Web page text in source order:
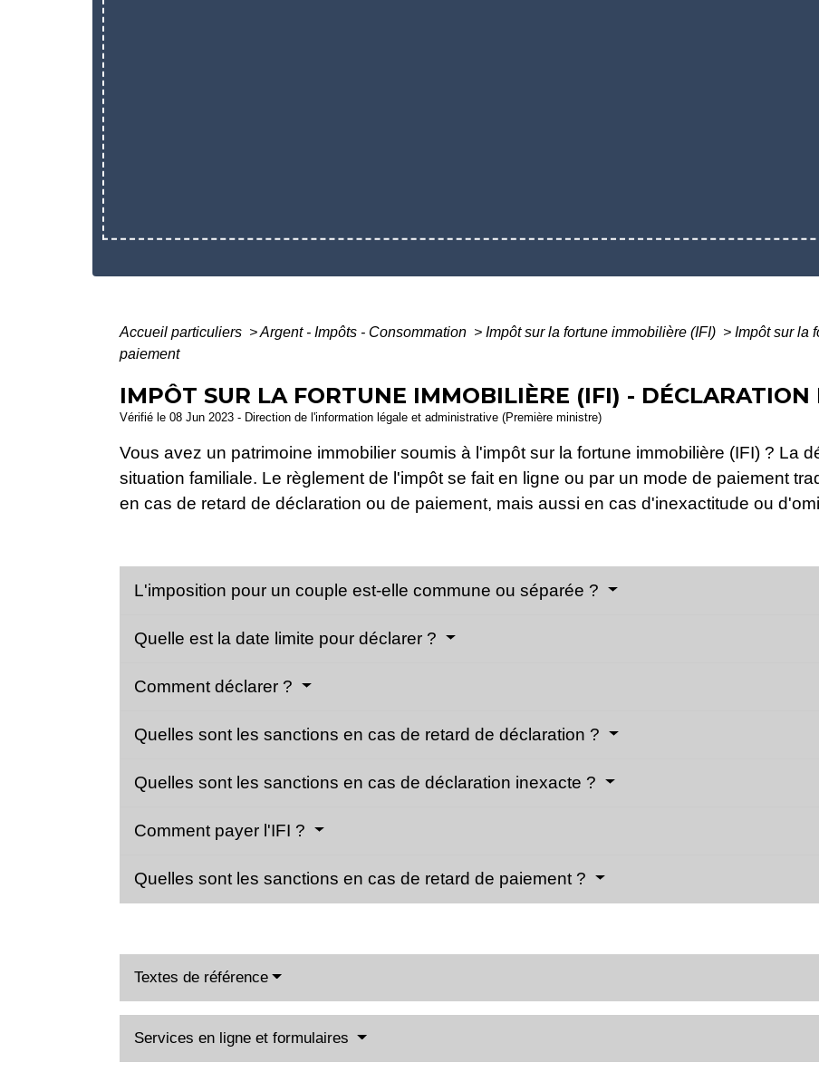
Accueil particuliers >Argent - Impôts - Consommation > Impôt sur la fortune immobilière (IFI) > Impôt sur la
paiement
IMPÔT SUR LA FORTUNE IMMOBILIÈRE (IFI) - DÉCLARATION
Vérifié le 08 Jun 2023 - Direction de l'information légale et administrative (Première ministre)
Vous avez un patrimoine immobilier soumis à l'impôt sur la fortune immobilière (IFI) ? La
situation familiale. Le règlement de l'impôt se fait en ligne ou par un mode de paiement
en cas de retard de déclaration ou de paiement, mais aussi en cas d'inexactitude ou
L'imposition pour un couple est-elle commune ou séparée ?
Quelle est la date limite pour déclarer ?
Comment déclarer ?
Quelles sont les sanctions en cas de retard de déclaration ?
Quelles sont les sanctions en cas de déclaration inexacte ?
Comment payer l'IFI ?
Quelles sont les sanctions en cas de retard de paiement ?
Textes de référence
Services en ligne et formulaires